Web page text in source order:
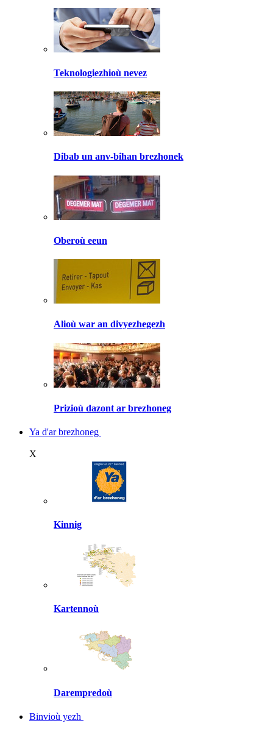
Teknologiezhioù nevez
Dibab un anv-bihan brezhonek
Oberoù eeun
Alioù war an divyezhegezh
Prizioù dazont ar brezhoneg
Ya d'ar brezhoneg
X
Kinnig
Kartennoù
Darempredoù
Binvioù yezh